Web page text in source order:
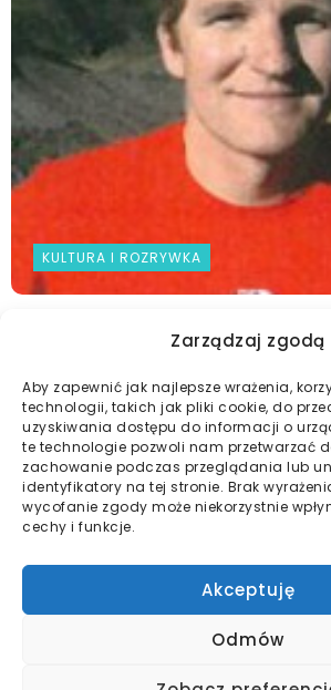
Zarządzaj zgodą
Aby zapewnić jak najlepsze wrażenia,
technologii, takich jak pliki cookie, do
uzyskiwania dostępu do informacji o
te technologie pozwoli nam przetwarzać
zachowanie podczas przeglądania lub
identyfikatory na tej stronie. Brak
wycofanie zgody może niekorzystnie
cechy i funkcje.
Akceptuję
Odmów
KULTURA I ROZRYWKA
FILM DOKUMENTALNY I JEGO
2024-05-06
Ogłoszenia SpółdzielniWydarzenia
Działalność społeczna
O nasZarząd
Copyright © 2024 Wszelkie Prawa